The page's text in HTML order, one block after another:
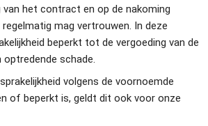
van het contract en op de nakoming
mag vertrouwen. In deze
beperkt tot de vergoeding van de
schade.
volgens de voornoemde
of beperkt is, geldt dit ook voor onze